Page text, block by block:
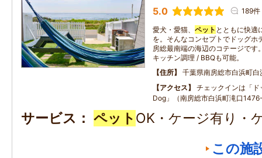
5.0 189件
愛犬・愛猫、 ペット とともに快適
を。そんなコンセプトでドッグホ
房総最南端の海辺のコテージです
キッチン調理 / BBQも可能。
住所
千葉県南房総市白浜町白
アクセス
チェックインは「
Dog」（南房総市白浜町滝口
サービス ペット OK・ケージ有り・
この施